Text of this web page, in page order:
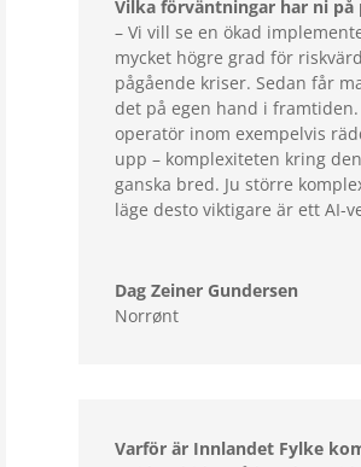
Vilka förväntningar har ni på
– Vi vill se en ökad
mycket högre grad för
pågående kriser. Sedan får
det på egen hand i
operatör inom exempelvis
upp – komplexiteten kring
ganska bred. Ju större
läge desto viktigare är ett AI-
Dag Zeiner Gundersen
Norrønt
Varför är Innlandet Fylke